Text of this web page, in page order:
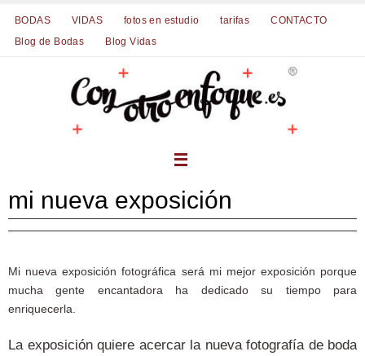
contenido
BODAS VIDAS fotos en estudio tarifas
CONTACTO
Blog de Bodas
Blog Vidas
mi nueva exposición
Mi nueva exposición fotográfica será mi mejor exposición porque
mucha gente encantadora ha dedicado su tiempo para
enriquecerla.
La exposición quiere acercar la nueva fotografía de boda